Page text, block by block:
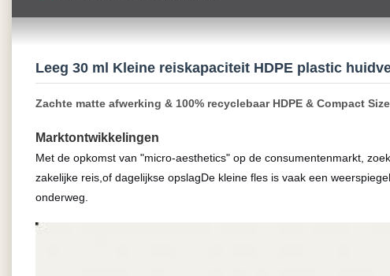
Leeg 30 ml Kleine reiskapaciteit HDPE plastic
Zachte matte afwerking & 100% recyclebaar HDPE & Compact Size
Marktontwikkelingen
Met de opkomst van "micro-aesthetics" op de consumentenmarkt,
zakelijke reis,of dagelijkse opslagDe kleine fles is vaak een
onderweg.